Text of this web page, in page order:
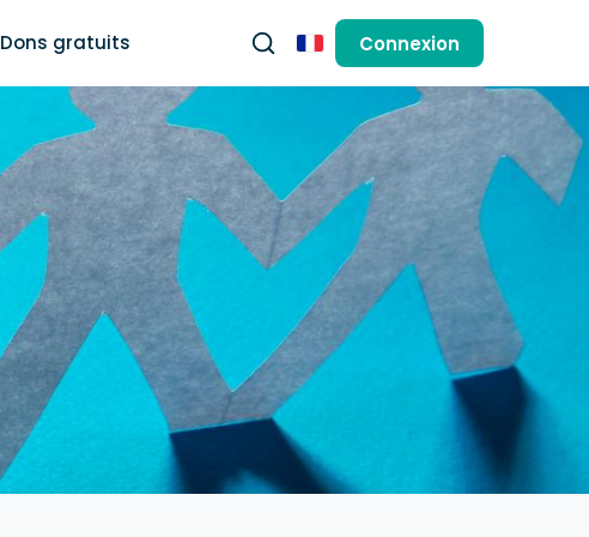
Dons gratuits FrançaisConnexion